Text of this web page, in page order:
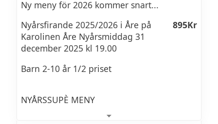
I Nyårspaketet ingår
Boende i dubbelrum
3-rätters nyårssupé med amuse-bouche
Frukost och wifi
Ny meny för 2026 kommer snart...
Nyårsfirande 2025/2026 i Åre på
Karolinen Åre Nyårsmiddag 31
december 2025 kl 19.00
895Kr
Barn 2-10 år 1/2 priset
NYÅRSSUPÈ MENY